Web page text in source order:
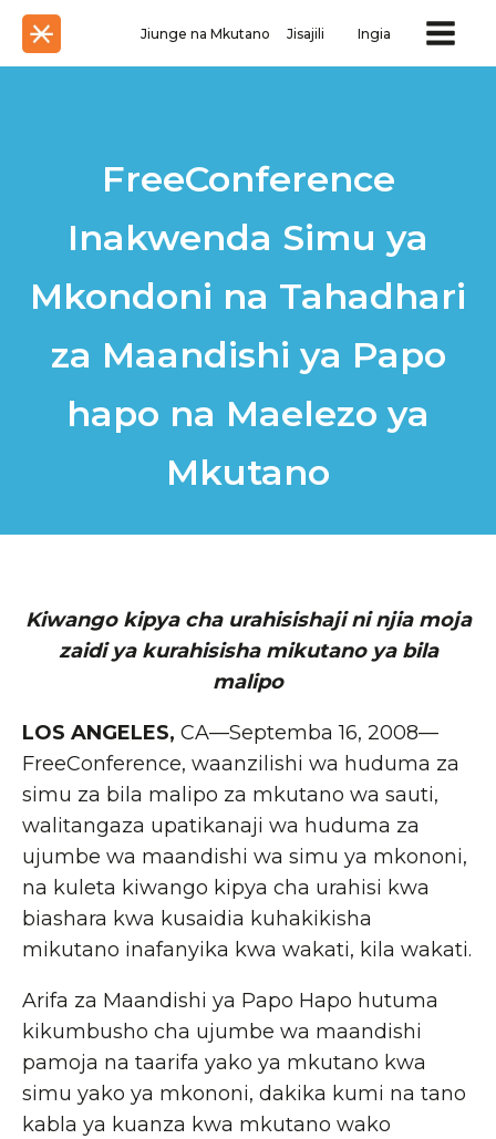
Jiunge na Mkutano Jisajili Ingia
FreeConference
Inakwenda Simu ya
Mkondoni na Tahadhari
za Maandishi ya Papo
hapo na Maelezo ya
Mkutano
Kiwango kipya cha urahisishaji ni njia moja
zaidi ya kurahisisha mikutano ya bila
malipo
LOS ANGELES, CA—Septemba 16, 2008—
FreeConference, waanzilishi wa huduma za
simu za bila malipo za mkutano wa sauti,
walitangaza upatikanaji wa huduma za
ujumbe wa maandishi wa simu ya mkononi,
na kuleta kiwango kipya cha urahisi kwa
biashara kwa kusaidia kuhakikisha
mikutano inafanyika kwa wakati, kila wakati.
Arifa za Maandishi ya Papo Hapo hutuma
kikumbusho cha ujumbe wa maandishi
pamoja na taarifa yako ya mkutano kwa
simu yako ya mkononi, dakika kumi na tano
kabla ya kuanza kwa mkutano wako